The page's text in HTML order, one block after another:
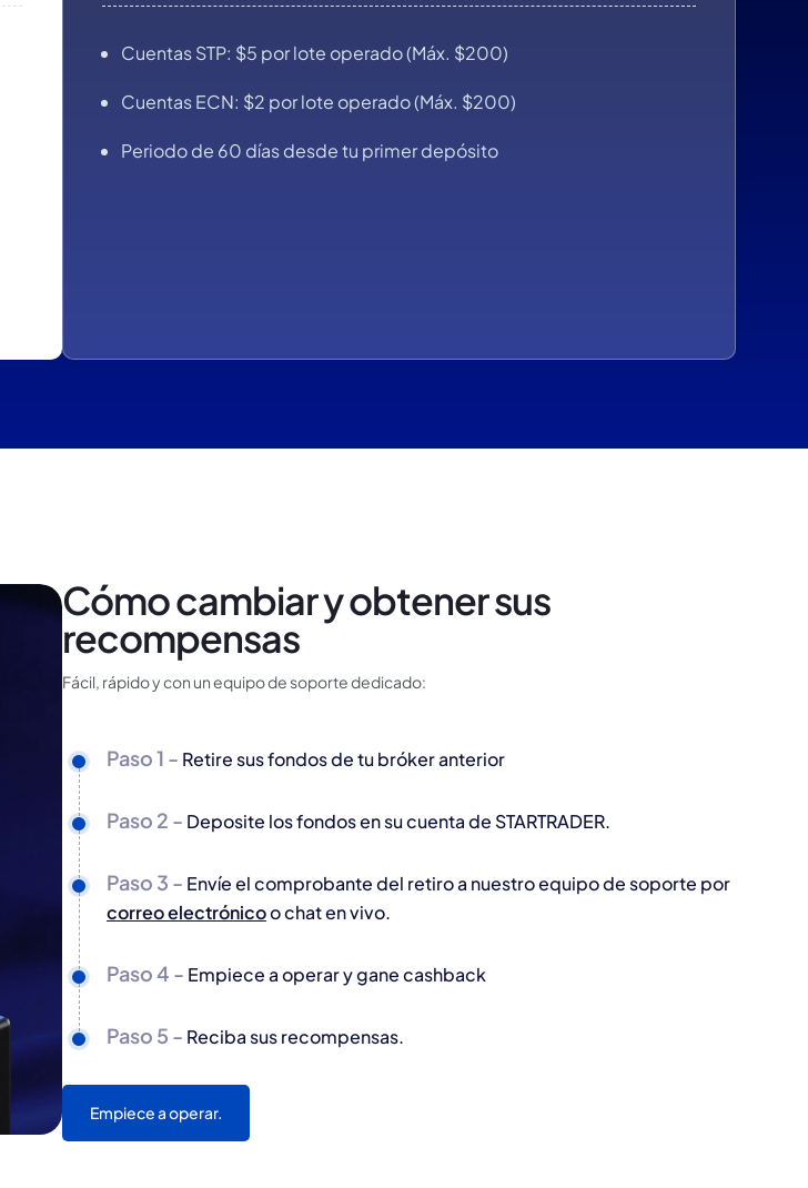
Cuentas STP: $5 por lote operado (Máx. $200)
Cuentas ECN: $2 por lote operado (Máx. $200)
Periodo de 60 días desde tu primer depósito
Cómo cambiar y obtener sus
recompensas
Fácil, rápido y con un equipo de soporte dedicado:
Paso 1 - Retire sus fondos de tu bróker anterior
Paso 2 - Deposite los fondos en su cuenta de STARTRADER.
Paso 3 - Envíe el comprobante del retiro a nuestro equipo de soporte por
correo electrónicoo chat en vivo.
Paso 4 - Empiece a operar y gane cashback
Paso 5 - Reciba sus recompensas.
Empiece a operar.